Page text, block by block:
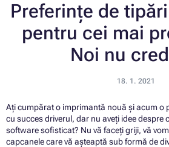
Preferințe de
pentru cei mai
Noi nu
18. 1. 2021
Ați cumpărat o imprimantă nouă și acum o
cu succes driverul, dar nu aveți idee despre
software sofisticat? Nu vă faceți griji, vă
capcanele care vă așteaptă sub formă de